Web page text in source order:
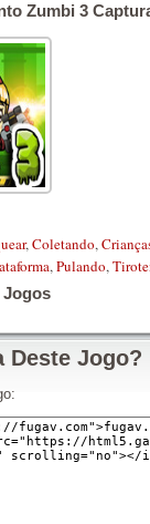
Zumbi 3
,Coletando,
,Pulando,
Jogos
Deste Jogo?